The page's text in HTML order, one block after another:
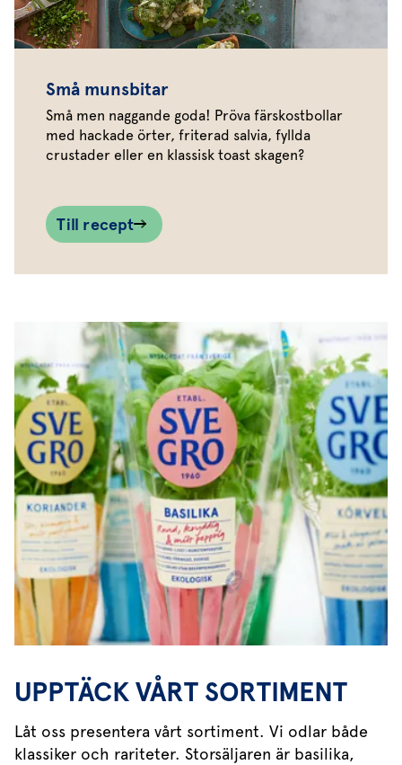
Små munsbitar
Små men naggande goda! Pröva färskostbollar
med hackade örter, friterad salvia, fyllda
crustader eller en klassisk toast skagen?
Till recept
UPPTÄCK VÅRT SORTIMENT
Låt oss presentera vårt sortiment. Vi odlar både
klassiker och rariteter. Storsäljaren är basilika,